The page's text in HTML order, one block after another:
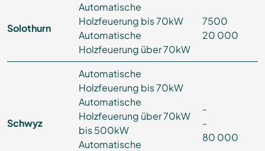
Solothurn
Automatische
Holzfeuerung bis 70kW
Automatische
Holzfeuerung über 70kW
7500
20 000
Schwyz
Automatische
Holzfeuerung bis 70kW
Automatische
Holzfeuerung über 70kW
bis 500kW
Automatische
-
-
80 000